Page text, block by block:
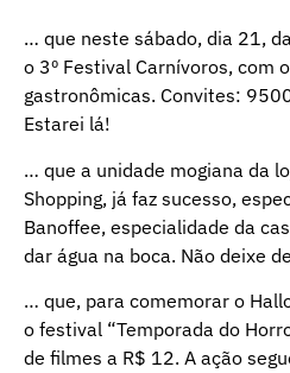
… que neste sábado, dia 21,
o 3º Festival Carnívoros, com
gastronômicas. Convites:
Estarei lá!
… que a unidade mogiana da
Shopping, já faz sucesso,
Banoffee, especialidade da
dar água na boca. Não deixe
… que, para comemorar o
o festival “Temporada do
de filmes a R$ 12. A ação